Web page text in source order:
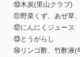
⑩木炭(里山クラブ)
⑪野菜くず、あぜ草
⑫にんにくジュース
⑬とうがらし
⑭リンゴ酢、竹酢液(